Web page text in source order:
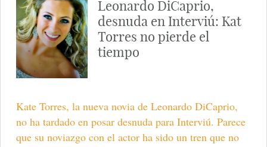
Leonardo DiCaprio,
desnuda en Interviú: Kat
Torres no pierde el
tiempo
Kate Torres, la nueva novia de Leonardo DiCaprio,
no ha tardado en posar desnuda para Interviú. Parece
que su noviazgo con el actor ha sido un tren que no